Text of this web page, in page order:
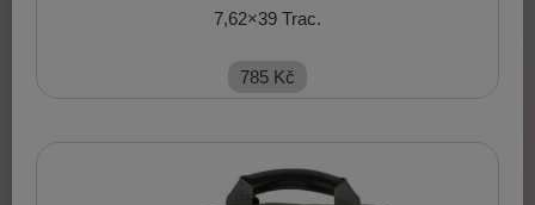
7,62×39 Trac.
785 Kč